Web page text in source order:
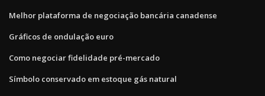
Melhor plataforma de negociação bancária canadense
Gráficos de ondulação euro
Como negociar fidelidade pré-mercado
Símbolo conservado em estoque gás natural